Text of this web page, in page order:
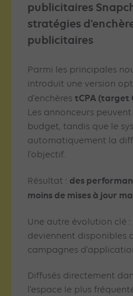
publicitaires
stratégies
publicitaires
Parmi les principales
introduit une version
d’enchèrestCPA (target
Les annonceurs
budget, tandis que le
automatiquement la
l’objectif.
Résultat : des
moins de mises à jour
Une autre évolution clé :
deviennent disponibles
campagnes
Diffusés directement
l’espace le plus